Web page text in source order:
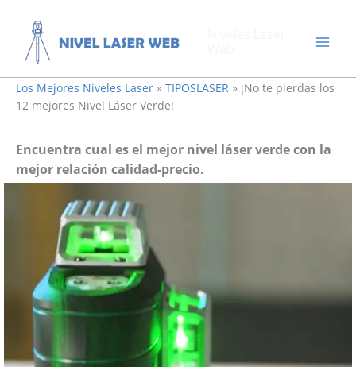
contenido
Los Mejores Niveles Laser » TIPOSLASER » ¡No te pierdas los
12 mejores Nivel Láser Verde!
Encuentra cual es el mejor nivel láser verde con la
mejor relación calidad-precio.